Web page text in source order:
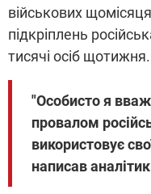
військових
підкріплень
тисячі осіб щотижня.
"Особисто я
провалом
використовує
написав